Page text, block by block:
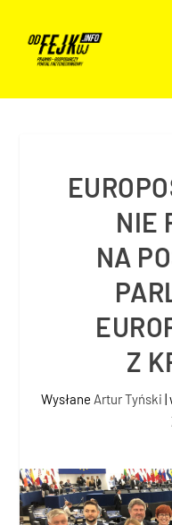
NIE
NA
Z
Wysłane Artur Tyński |